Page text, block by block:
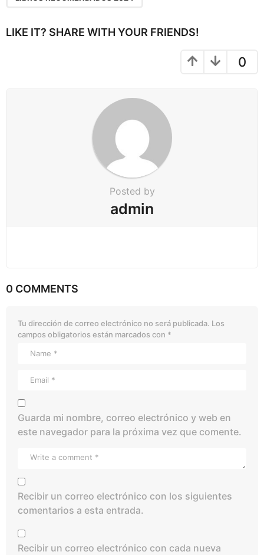
a
LIKE IT? SHARE WITH YOUR FRIENDS!
0
Posted by
admin
0 COMMENTS
Tu dirección de correo electrónico no será publicada. Los
campos obligatorios están marcados con *
Guarda mi nombre, correo electrónico y web en
este navegador para la próxima vez que comente.
Recibir un correo electrónico con los siguientes
comentarios a esta entrada.
Recibir un correo electrónico con cada nueva